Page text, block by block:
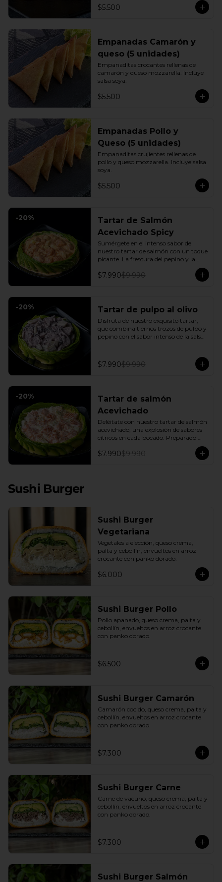
$5.500
Empanadas Camarón y
queso (5 unidades)
Empanaditas crocantes rellenas de
camarón y queso mozzarella. Incluye
salsa soya.
$5.500
Empanadas Pollo y
Queso (5 unidades)
Empanaditas crujientes rellenas de
pollo y queso mozzarella. Incluye salsa
soya.
$5.500
-20%
Tartar de Salmón
Acevichado Spicy
Sumérgete en el intenso sabor de
nuestro tartar de salmón con un toque
picante. La frescura del pepino y la
suavidad de la palta se combinan con
la explosión de la salsa spicy, creando
un plato vibrante y lleno de sabor que
$7.990$9.990
-20% Tartar de pulpo al olivo
Disfruta de nuestro exquisito tartar,
que combina tiernos trozos de pulpo y
pepino con el sabor intenso de la salsa
experiencia única de sabor y textura.
$7.990$9.990
-20%
Tartar de salmón
Acevichado
Deléitate con nuestro tartar de salmón
acevichado, una explosión de sabores
cítricos en cada bocado. Preparado
con una base de pepino fresco y palta
cremosa, este plato es el equilibrio
perfecto. Incluye: 1 Salsa de Soya 30ML
$7.990$9.990
Sushi Burger
Sushi Burger
Vegetariana
Vegetales a elección, queso crema,
palta y cebollín, envueltos en arroz
crocante con panko dorado.
$6.000
Sushi Burger Pollo
Pollo apanado, queso crema, palta y
cebollín, envueltos en arroz crocante
con panko dorado.
$6.500
Sushi Burger Camarón
Camarón cocido, queso crema, palta y
cebollín, envueltos en arroz crocante
con panko dorado.
$7.300
Sushi Burger Carne
Carne de vacuno, queso crema, palta y
cebollín, envueltos en arroz crocante
con panko dorado.
$7.300
Sushi Burger Salmón